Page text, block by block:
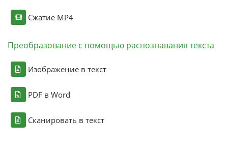
Сжатие MP4
Преобразование с помощью распознавания текста
Изображение в текст
PDF в Word
Сканировать в текст